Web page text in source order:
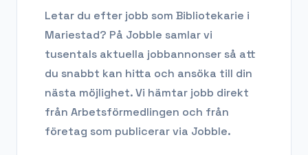
Letar du efter jobb som Bibliotekarie i
Mariestad? På Jobble samlar vi
tusentals aktuella jobbannonser så att
du snabbt kan hitta och ansöka till din
nästa möjlighet. Vi hämtar jobb direkt
från Arbetsförmedlingen och från
företag som publicerar via Jobble.